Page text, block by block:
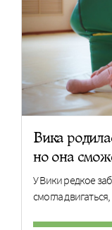
Вика
но она
У Вики редкое
смогла